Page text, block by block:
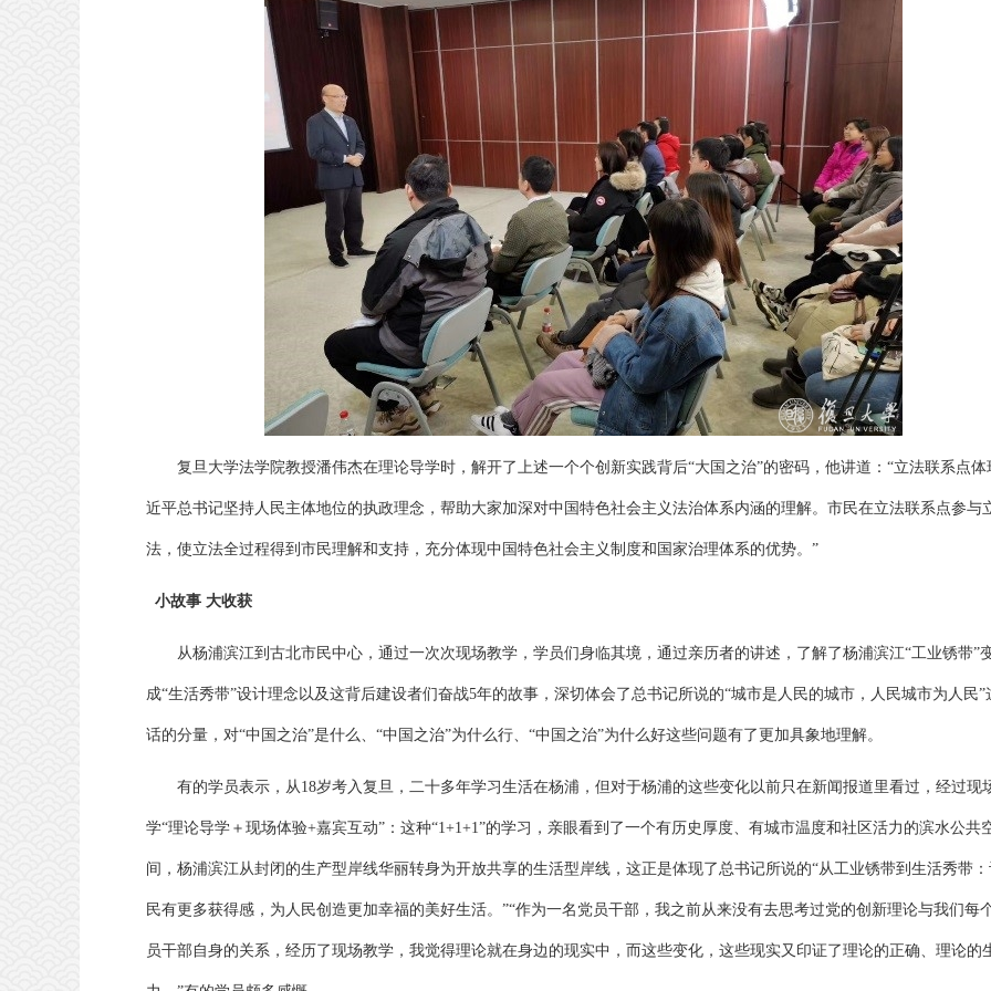
复旦大学法学院教授潘伟杰在理论导学时，解开了上述一个个创新实践背后“大国之治”的密码，他讲道：“立法联系点体
近平总书记坚持人民主体地位的执政理念，帮助大家加深对中国特色社会主义法治体系内涵的理解。市民在立法联系点参与
法，使立法全过程得到市民理解和支持，充分体现中国特色社会主义制度和国家治理体系的优势。”
小故事 大收获
从杨浦滨江到古北市民中心，通过一次次现场教学，学员们身临其境，通过亲历者的讲述，了解了杨浦滨江“工业锈带”
成“生活秀带”设计理念以及这背后建设者们奋战5年的故事，深切体会了总书记所说的“城市是人民的城市，人民城市为人民”
话的分量，对“中国之治”是什么、“中国之治”为什么行、“中国之治”为什么好这些问题有了更加具象地理解。
有的学员表示，从18岁考入复旦，二十多年学习生活在杨浦，但对于杨浦的这些变化以前只在新闻报道里看过，经过现
学“理论导学＋现场体验+嘉宾互动”：这种“1+1+1”的学习，亲眼看到了一个有历史厚度、有城市温度和社区活力的滨水公共
间，杨浦滨江从封闭的生产型岸线华丽转身为开放共享的生活型岸线，这正是体现了总书记所说的“从工业锈带到生活秀带
民有更多获得感，为人民创造更加幸福的美好生活。”“作为一名党员干部，我之前从来没有去思考过党的创新理论与我们每
员干部自身的关系，经历了现场教学，我觉得理论就在身边的现实中，而这些变化，这些现实又印证了理论的正确、理论的